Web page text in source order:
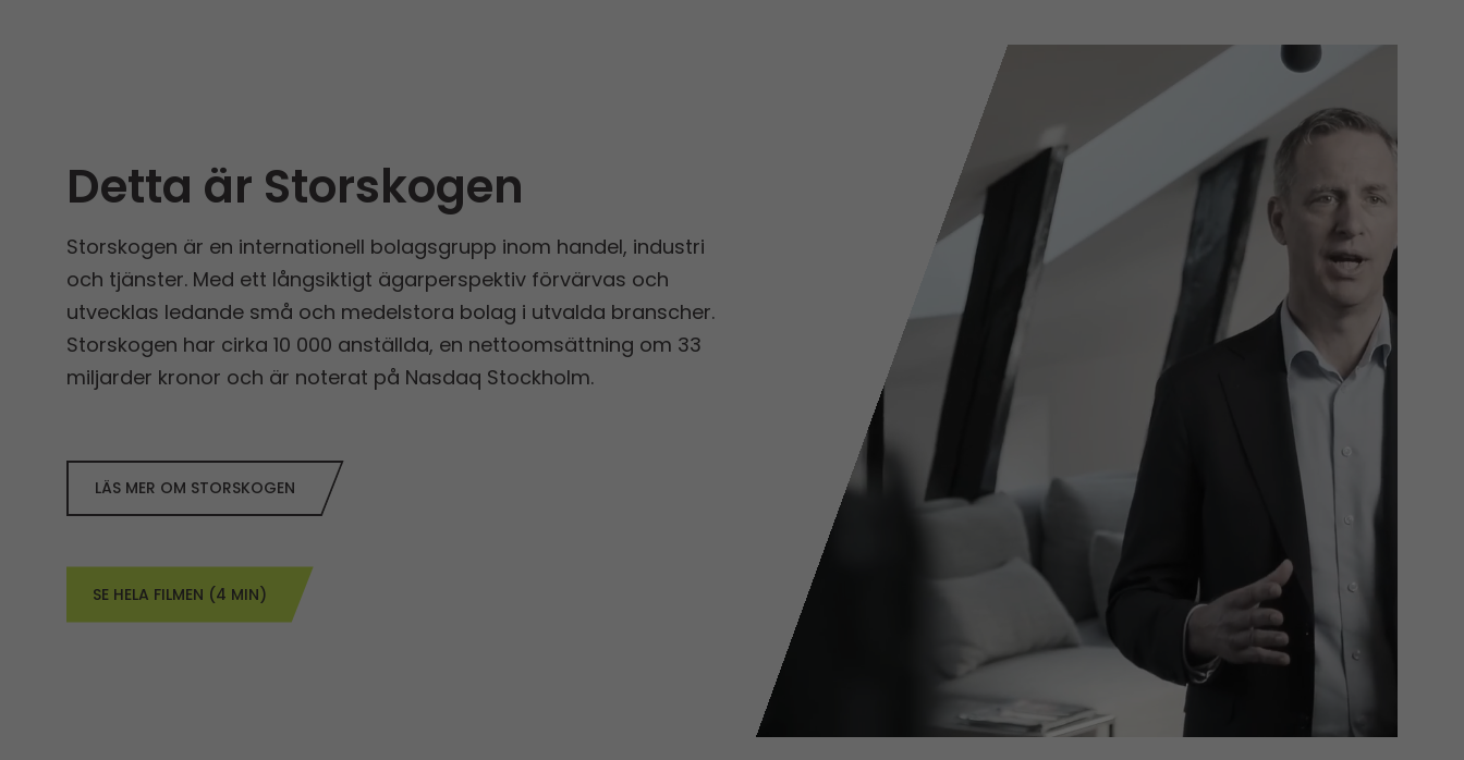
Detta är Storskogen
Storskogen är en internationell bolagsgrupp inom handel, industri
och tjänster. Med ett långsiktigt ägarperspektiv förvärvas och
utvecklas ledande små och medelstora bolag i utvalda branscher.
Storskogen har cirka 10 000 anställda, en nettoomsättning om 33
miljarder kronor och är noterat på Nasdaq Stockholm.
LÄS MER OM STORSKOGEN
SE HELA FILMEN (4 MIN)